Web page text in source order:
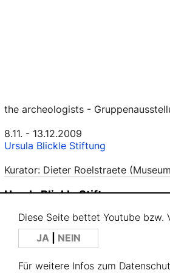
Diese Seite bettet Youtube bzw.
JA
NEIN
Für weitere Infos zum
the archeologists -
8.11. - 13.12.2009
Ursula Blickle Stiftung
Kurator: Dieter Roelstraete
Ursula Blickle Stiftung
Mühlweg 18
76703 Kraichtal-Unteröwisheim
Deutschland